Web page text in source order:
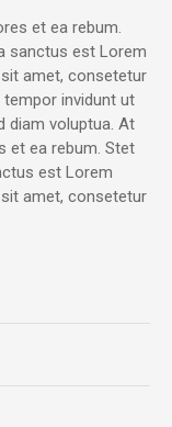
et ea rebum.
sanctus est Lorem
amet, consetetur
tempor invidunt ut
diam voluptua. At
et ea rebum. Stet
est Lorem
amet, consetetur